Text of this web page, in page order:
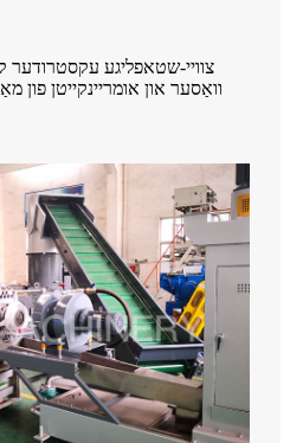
וואַסער און אומריינקייטן פון